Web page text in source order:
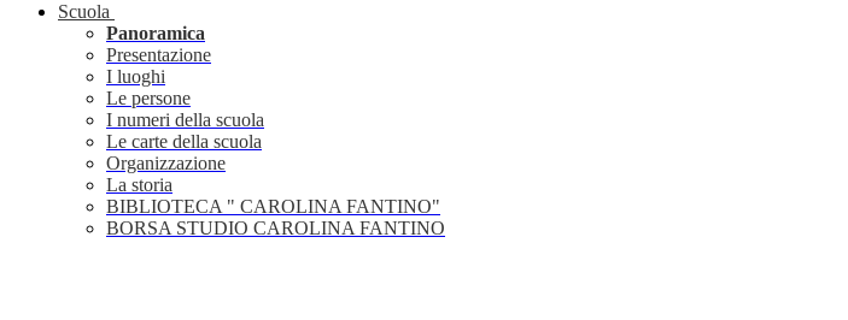
Scuola
Panoramica
Presentazione
I luoghi
Le persone
I numeri della scuola
Le carte della scuola
Organizzazione
La storia
BIBLIOTECA " CAROLINA FANTINO"
BORSA STUDIO CAROLINA FANTINO